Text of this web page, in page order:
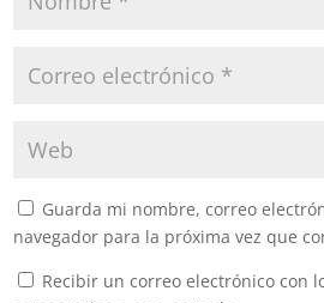
Guarda mi nombre, correo
navegador para la próxima vez que
Recibir un correo electrónico con